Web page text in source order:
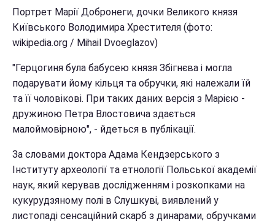
Портрет Марії Добронеги, дочки Великого князя
Київського Володимира Хрестителя (фото:
wikipedia.org / Mihail Dvoeglazov)
"Герцогиня була бабусею князя Збігнєва і могла
подарувати йому кільця та обручки, які належали їй
та її чоловікові. При таких даних версія з Марією -
дружиною Петра Влостовича здається
малоймовірною", - йдеться в публікації.
За словами доктора Адама Кендзерського з
Інституту археології та етнології Польської академії
наук, який керував дослідженням і розкопками на
кукурудзяному полі в Слушкуві, виявлений у
листопаді сенсаційний скарб з динарами, обручками